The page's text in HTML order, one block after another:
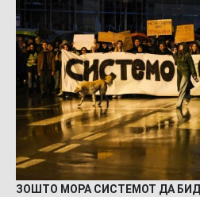
ЗОШТО МОРА СИСТЕМОТ ДА